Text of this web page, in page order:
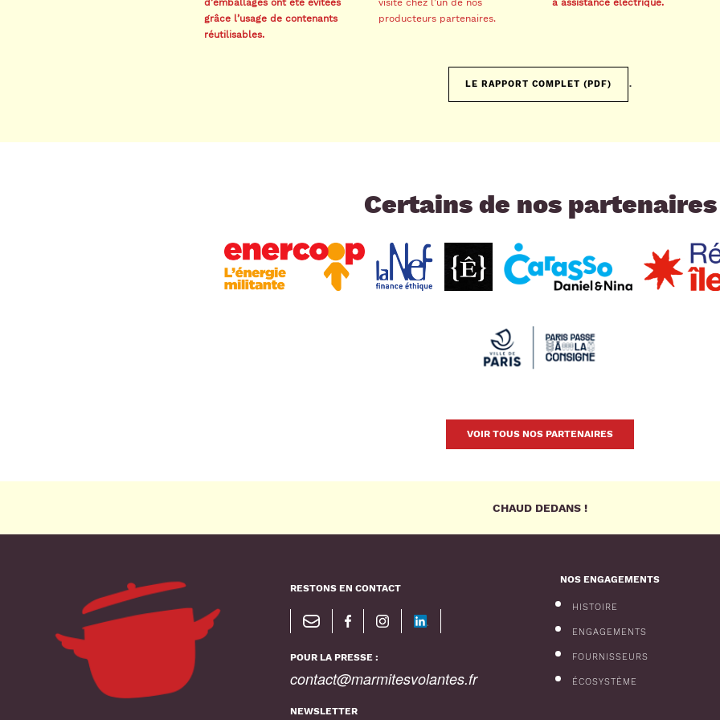
d’emballages ont été évitées
grâce l’usage de contenants
réutilisables.
visite chez l’un de nos
producteurs partenaires.
à assistance électrique.
LE RAPPORT COMPLET (PDF) .
Certains de nos partenaires
VOIR TOUS NOS PARTENAIRES
CHAUD DEDANS !
RESTONS EN CONTACT
POUR LA PRESSE :
contact@marmitesvolantes.fr
NEWSLETTER
NOS ENGAGEMENTS
HISTOIRE
ENGAGEMENTS
FOURNISSEURS
ÉCOSYSTÈME